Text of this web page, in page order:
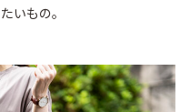
いもの。